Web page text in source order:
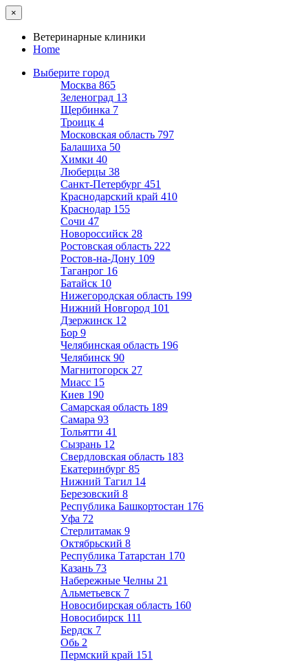
×
Ветеринарные клиники
Home
Выберите город
Москва 865
Зеленоград 13
Щербинка 7
Троицк 4
Московская область 797
Балашиха 50
Химки 40
Люберцы 38
Санкт-Петербург 451
Краснодарский край 410
Краснодар 155
Сочи 47
Новороссийск 28
Ростовская область 222
Ростов-на-Дону 109
Таганрог 16
Батайск 10
Нижегородская область 199
Нижний Новгород 101
Дзержинск 12
Бор 9
Челябинская область 196
Челябинск 90
Магнитогорск 27
Миасс 15
Киев 190
Самарская область 189
Самара 93
Тольятти 41
Сызрань 12
Свердловская область 183
Екатеринбург 85
Нижний Тагил 14
Березовский 8
Республика Башкортостан 176
Уфа 72
Стерлитамак 9
Октябрьский 8
Республика Татарстан 170
Казань 73
Набережные Челны 21
Альметьевск 7
Новосибирская область 160
Новосибирск 111
Бердск 7
Обь 2
Пермский край 151